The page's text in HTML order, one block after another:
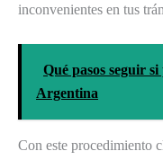
inconvenientes en tus
Qué pasos seguir
Argentina
Con este procedimiento